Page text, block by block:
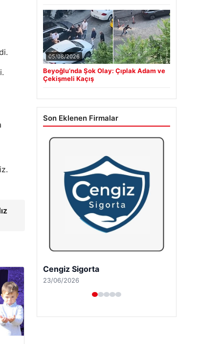
05/08/2026
Beyoğlu’nda Şok Olay: Çıplak Adam ve
Çekişmeli Kaçış
Son Eklenen Firmalar
Hastaş Beton
26/05/2026